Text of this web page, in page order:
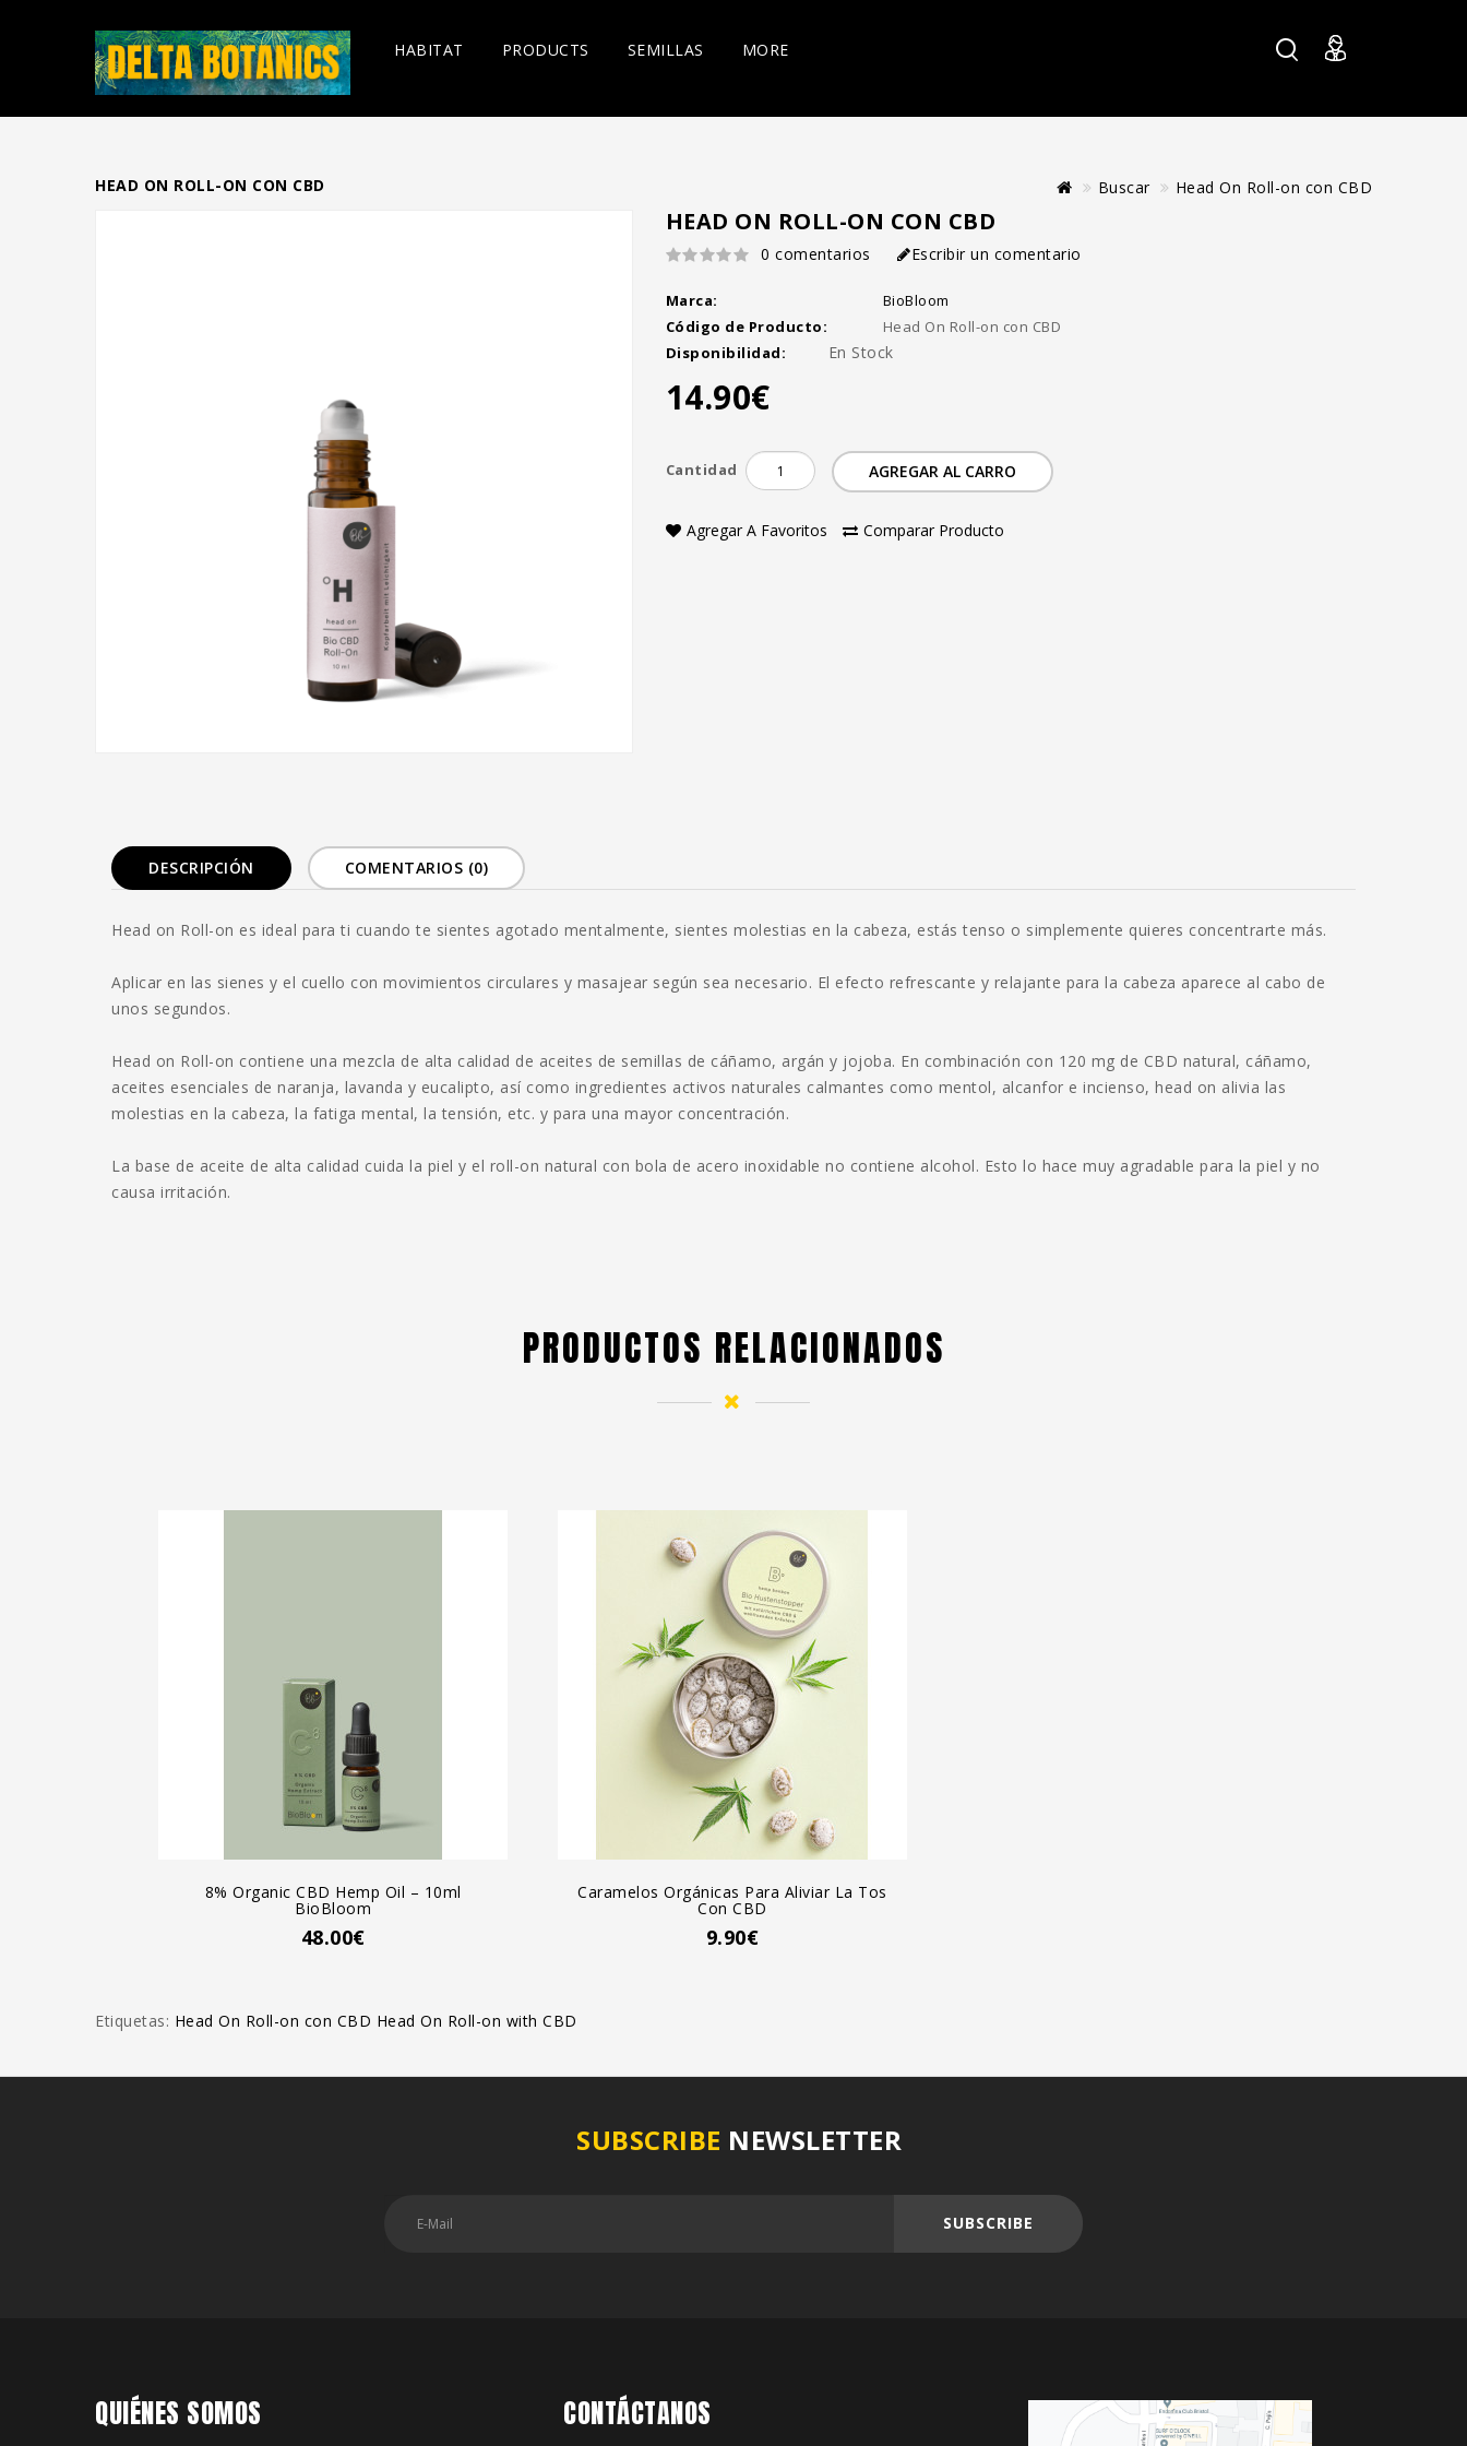
HABITAT PRODUCTS SEMILLAS MORE
HEAD ON ROLL-ON CON CBD Buscar Head On Roll-on con CBD
HEAD ON ROLL-ON CON CBD
0 comentarios Escribir un comentario
Marca:
BioBloom
Código de Producto:
Head On Roll-on con CBD
Disponibilidad:
En Stock
14.90€
Cantidad AGREGAR AL CARRO
Agregar A Favoritos Comparar Producto
DESCRIPCIÓN COMENTARIOS (0)
Head on Roll-on es ideal para ti cuando te sientes agotado mentalmente, sientes molestias en la cabeza, estás tenso o simplemente quieres concentrarte más.
Aplicar en las sienes y el cuello con movimientos circulares y masajear según sea necesario. El efecto refrescante y relajante para la cabeza aparece al cabo de
unos segundos.
Head on Roll-on contiene una mezcla de alta calidad de aceites de semillas de cáñamo, argán y jojoba. En combinación con 120 mg de CBD natural, cáñamo,
aceites esenciales de naranja, lavanda y eucalipto, así como ingredientes activos naturales calmantes como mentol, alcanfor e incienso, head on alivia las
molestias en la cabeza, la fatiga mental, la tensión, etc. y para una mayor concentración.
La base de aceite de alta calidad cuida la piel y el roll-on natural con bola de acero inoxidable no contiene alcohol. Esto lo hace muy agradable para la piel y no
causa irritación.
PRODUCTOS RELACIONADOS
8% Organic CBD Hemp Oil – 10ml
BioBloom
48.00€
Caramelos Orgánicas Para Aliviar La Tos
Con CBD
9.90€
Etiquetas: Head On Roll-on con CBD Head On Roll-on with CBD
SUBSCRIBE NEWSLETTER
SUBSCRIBE
QUIÉNES SOMOS CONTÁCTANOS